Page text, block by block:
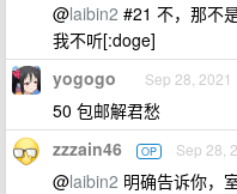
@laibin2 #21 不，那不
我不听[:doge]
yogogo Sep 28, 2021
50 包邮解君愁
zzzain46 OP Sep 28,
@laibin2 明确告诉你，